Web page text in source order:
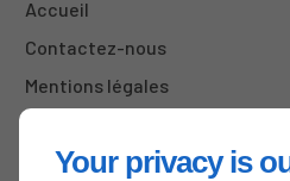
Your privacy is
Accueil
Contactez-nous
Mentions légales